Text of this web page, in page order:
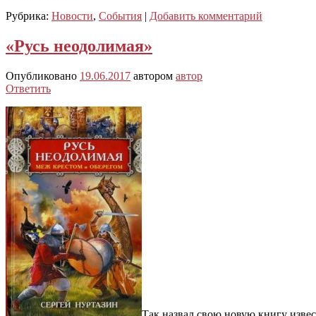
Рубрика: Новости, События Добавить комментарий
«Русь неодолимая»
Опубликовано 19.06.2017 автором автор
Ответить